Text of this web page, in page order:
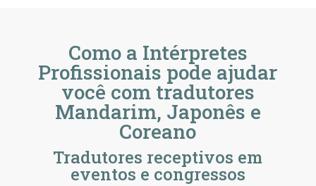
Como a Intérpretes
Profissionais pode ajudar
você com tradutores
Mandarim, Japonês e
Coreano
Tradutores receptivos em
eventos e congressos